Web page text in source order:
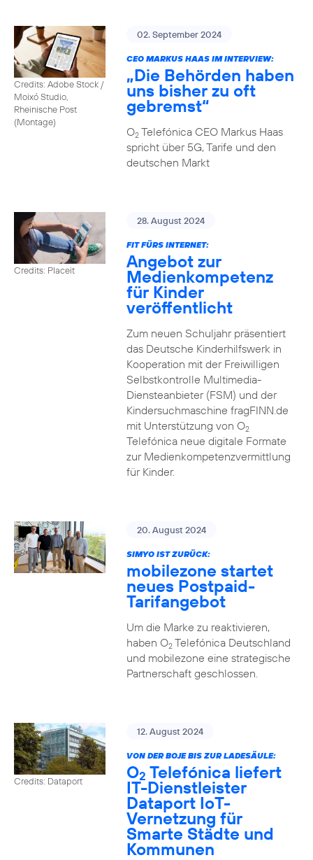
Credits: Adobe Stock /
Moixó Studio,
Rheinische Post
(Montage)
02. September 2024
CEO MARKUS HAAS IM INTERVIEW:
„Die Behörden haben
uns bisher zu oft
gebremst“
O2Telefónica CEO Markus Haas
spricht über 5G, Tarife und den
deutschen Markt
Credits: Placeit
28. August 2024
FIT FÜRS INTERNET:
Angebot zur
Medienkompetenz
für Kinder
veröffentlicht
Zum neuen Schuljahr präsentiert
das Deutsche Kinderhilfswerk in
Kooperation mit der Freiwilligen
Selbstkontrolle Multimedia-
Diensteanbieter (FSM) und der
Kindersuchmaschine fragFINN.de
mit Unterstützung von O2
Telefónica neue digitale Formate
zur Medienkompetenzvermittlung
für Kinder.
20. August 2024
SIMYO IST ZURÜCK:
mobilezone startet
neues Postpaid-
Tarifangebot
Um die Marke zu reaktivieren,
haben O2Telefónica Deutschland
und mobilezone eine strategische
Partnerschaft geschlossen.
Credits: Dataport
12. August 2024
VON DER BOJE BIS ZUR LADESÄULE:
O2 Telefónica liefert
IT-Dienstleister
Dataport IoT-
Vernetzung für
Smarte Städte und
Kommunen